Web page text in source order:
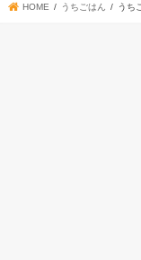
HOME うちごはん うち